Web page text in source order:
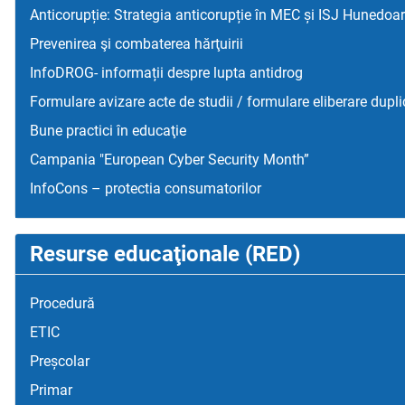
Anticorupție: Strategia anticorupție în MEC și ISJ
Prevenirea şi combaterea hărţuirii
InfoDROG- informații despre lupta antidrog
Formulare avizare acte de studii / formulare eliberare
Bune practici în educaţie
Campania "European Cyber Security Month”
InfoCons – protectia consumatorilor
Resurse educaţionale (RED)
Procedură
ETIC
Preșcolar
Primar